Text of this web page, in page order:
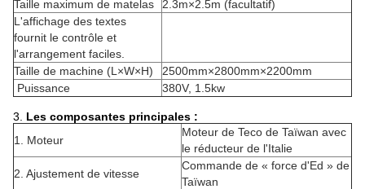
Taille maximum de matelas
2.3m×2.5m (facultatif)
L'affichage des textes
fournit le contrôle et
l'arrangement faciles.
Taille de machine (L×W×H)
2500mm×2800mm×2200mm
Puissance
380V, 1.5kw
3. Les composantes principales :
1. Moteur
Moteur de Teco de Taïwan avec
le réducteur de l'Italie
2. Ajustement de vitesse
Commande de « force d'Ed » de
Taïwan